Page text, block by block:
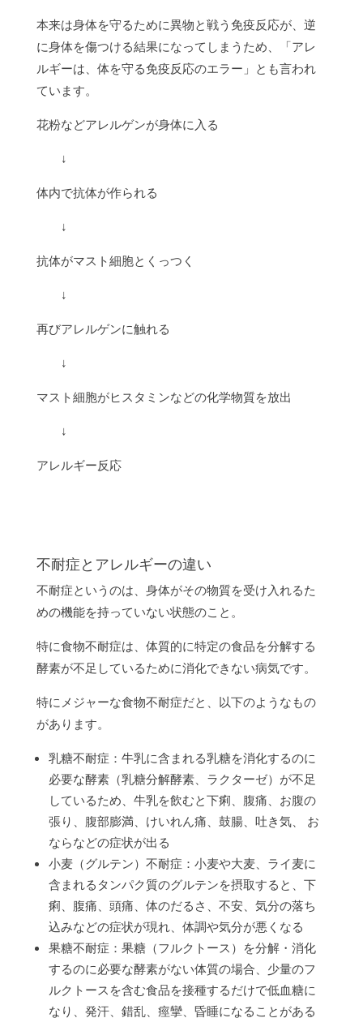
本来は身体を守るために異物と戦う免疫反応が、逆
に身体を傷つける結果になってしまうため、「アレ
ルギーは、体を守る免疫反応のエラー」とも言われ
ています。
花粉などアレルゲンが身体に入る
↓
体内で抗体が作られる
↓
抗体がマスト細胞とくっつく
↓
再びアレルゲンに触れる
↓
マスト細胞がヒスタミンなどの化学物質を放出
↓
アレルギー反応
不耐症とアレルギーの違い
不耐症というのは、身体がその物質を受け入れるた
めの機能を持っていない状態のこと。
特に食物不耐症は、体質的に特定の食品を分解する
酵素が不足しているために消化できない病気です。
特にメジャーな食物不耐症だと、以下のようなもの
があります。
乳糖不耐症：牛乳に含まれる乳糖を消化するのに
必要な酵素（乳糖分解酵素、ラクターゼ）が不足
しているため、牛乳を飲むと下痢、腹痛、お腹の
張り、腹部膨満、けいれん痛、鼓腸、吐き気、 お
ならなどの症状が出る
小麦（グルテン）不耐症：小麦や大麦、ライ麦に
含まれるタンパク質のグルテンを摂取すると、下
痢、腹痛、頭痛、体のだるさ、不安、気分の落ち
込みなどの症状が現れ、体調や気分が悪くなる
果糖不耐症：果糖（フルクトース）を分解・消化
するのに必要な酵素がない体質の場合、少量のフ
ルクトースを含む食品を接種するだけで低血糖に
なり、発汗、錯乱、痙攣、昏睡になることがある